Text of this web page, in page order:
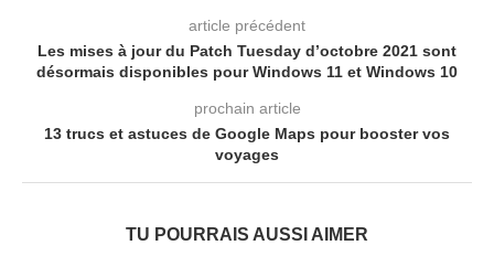
article précédent
Les mises à jour du Patch Tuesday d’octobre 2021 sont
désormais disponibles pour Windows 11 et Windows 10
prochain article
13 trucs et astuces de Google Maps pour booster vos
voyages
TU POURRAIS AUSSI AIMER